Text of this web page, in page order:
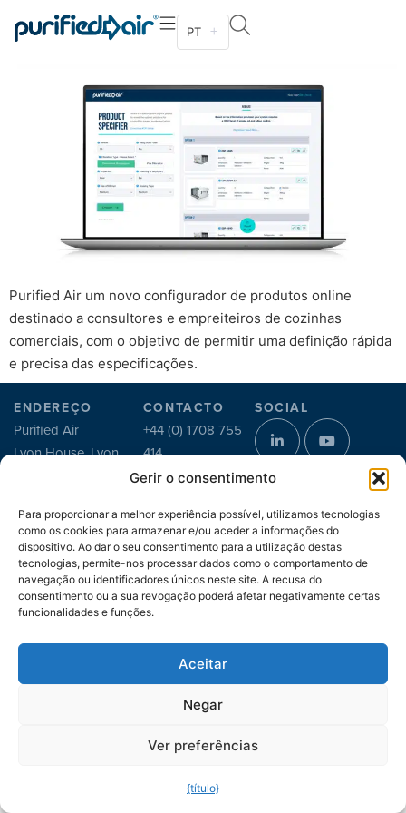
Gerir o consentimento
Para proporcionar a melhor experiência possível, utilizamos tecnologias
como os cookies para armazenar e/ou aceder a informações do
dispositivo. Ao dar o seu consentimento para a utilização destas
tecnologias, permite-nos processar dados como o comportamento de
navegação ou identificadores únicos neste site. A recusa do
consentimento ou a sua revogação poderá afetar negativamente certas
funcionalidades e funções.
Aceitar
Negar
Ver preferências
{título}
PT
A nova ferramenta em linha permite uma
especificação rápida
Purified Air um novo configurador de produtos online
destinado a consultores e empreiteiros de cozinhas
comerciais, com o objetivo de permitir uma definição rápida
e precisa das especificações.
ENDEREÇO
Purified Air
Lyon House, Lyon
Essex RM1 2BG
Reino Unido
CONTACTO
+44 (0) 1708 755
414
enq@purifiedair.com
SOCIAL
© Copyright 2026 |Política de
Privacidade|Política de Cookies
Site porPreface Studios